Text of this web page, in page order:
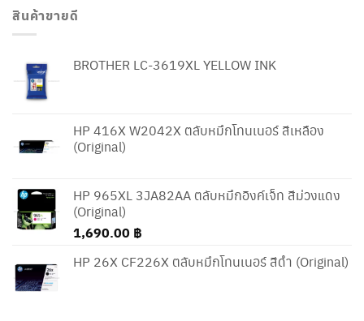
สินค้าขายดี
BROTHER LC-3619XL YELLOW INK
HP 416X W2042X ตลับหมึกโทนเนอร์ สีเหลือง
(Original)
HP 965XL 3JA82AA ตลับหมึกอิงค์เจ็ท สีม่วงแดง
(Original)
1,690.00 ฿
HP 26X CF226X ตลับหมึกโทนเนอร์ สีดำ (Original)